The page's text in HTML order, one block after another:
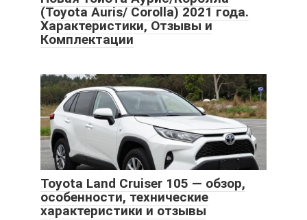
(Toyota Auris/ Corolla) 2021 года.
Характеристики, Отзывы и
Комплектации
Toyota Land Cruiser 105 — обзор,
особенности, технические
характеристики и отзывы